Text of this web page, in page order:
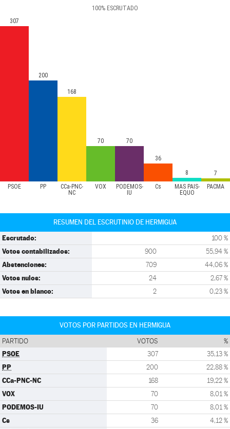
100% ESCRUTADO
PSOE PP
CCa-PNC-
NC
VOX
PODEMOS-
IU
Cs
MÁS PAÍS-
EQUO
PACMA
307
200
168
70 70
36
8
7
RESUMEN DEL ESCRUTINIO DE HERMIGUA
Escrutado: 100 %
Votos contabilizados: 900 55,94 %
Abstenciones: 709 44,06 %
Votos nulos: 24 2,67 %
Votos en blanco: 2 0,23 %
VOTOS POR PARTIDOS EN HERMIGUA
PARTIDO VOTOS %
PSOE 307 35,13 %
PP 200 22,88 %
CCa-PNC-NC 168 19,22 %
VOX 70 8,01 %
PODEMOS-IU 70 8,01 %
Cs 36 4,12 %